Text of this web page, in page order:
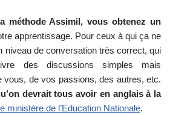
méthode Assimil, vous obtenez un
apprentissage. Pour ceux à qui ça ne
niveau de conversation très correct, qui
des discussions simples mais
vous, de vos passions, des autres, etc.
devrait tous avoir en anglais à la
ministère de l’Education Nationale.